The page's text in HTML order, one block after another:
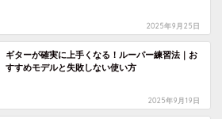
2025年9月25日
ギターが確実に上手くなる！ルーパー練習法｜お
すすめモデルと失敗しない使い方
2025年9月19日